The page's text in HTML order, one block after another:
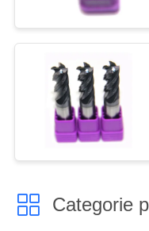
Categorie